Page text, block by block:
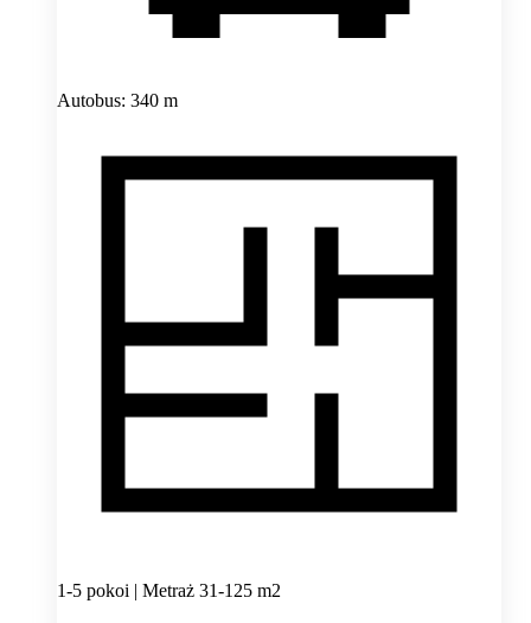
Autobus: 340 m
1-5 pokoi | Metraż 31-125 m2